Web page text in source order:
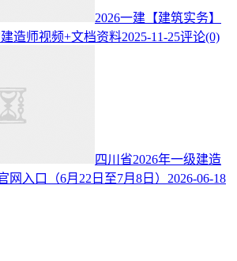
2026一建【建筑实务】
造师视频+文档资料2025-11-25评论(0)
四川省2026年一级建造
网入口（6月22日至7月8日） 2026-06-18